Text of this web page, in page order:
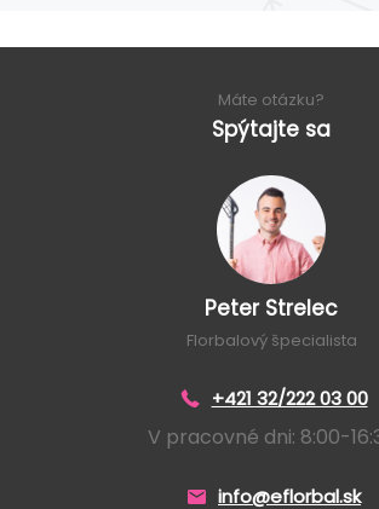
Máte otázku?
Spýtajte sa
Peter Strelec
Florbalový špecialista
+421 32/222 03 00
V pracovné dni: 8:00-
info@eflorbal.sk